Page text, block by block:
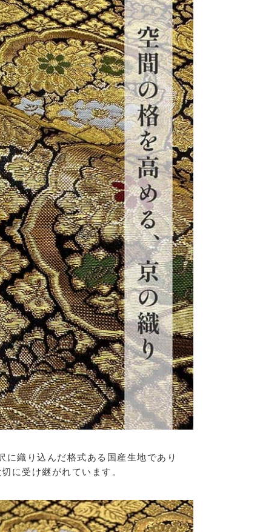
織り込んだ格式ある国産生地であり
に受け継がれています。